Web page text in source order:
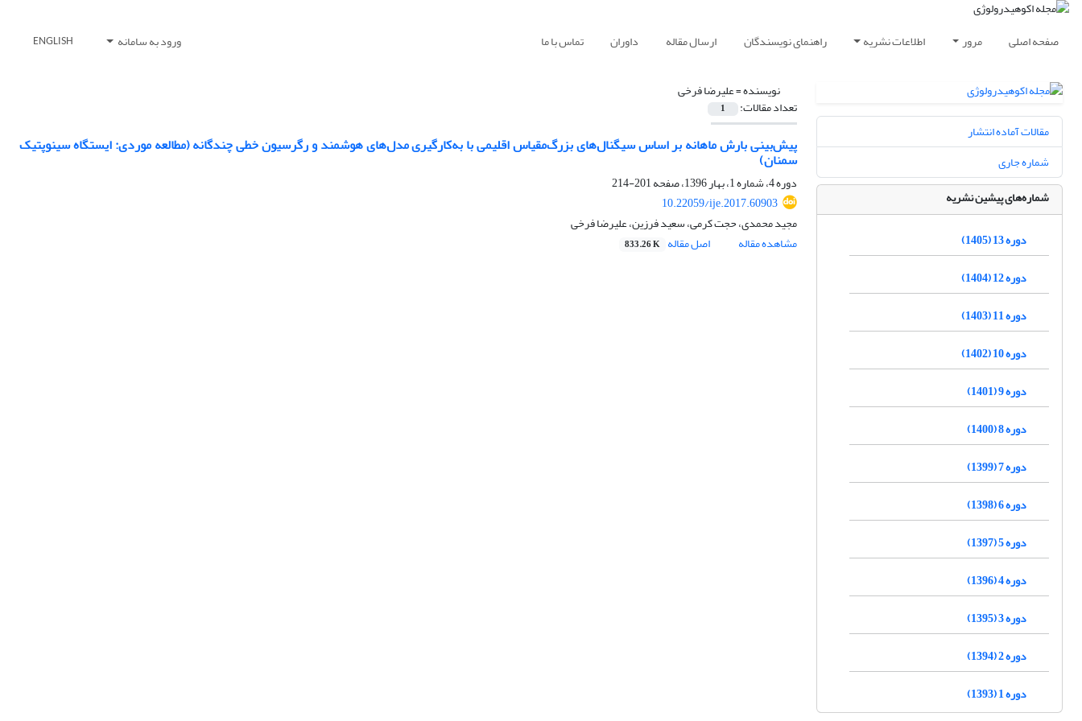
صفحه اصلی مرور اطلاعات نشریه راهنمای نویسندگان ارسال مقاله داوران تماس با ما ورود به سامانه ENGLISH
نویسنده =علیرضا فرخی
تعداد مقالات: 1
پیش‌بینی بارش ماهانه بر اساس سیگنال‌های بزرگ‌مقیاس اقلیمی با به‌کارگیری مدل‌های هوشمند و رگرسیون خطی چندگانه (مطالعه موردی: ایستگاه سینوپتیک
سمنان)
دوره 4، شماره 1، بهار 1396، صفحه
201-214
10.22059/ije.2017.60903
مجید محمدی، حجت کرمی، سعید فرزین، علیرضا فرخی
مشاهده مقاله
اصل مقاله 833.26 K
مقالات آماده انتشار
شماره جاری
شماره‌های پیشین نشریه
دوره 13 (1405)
دوره 12 (1404)
دوره 11 (1403)
دوره 10 (1402)
دوره 9 (1401)
دوره 8 (1400)
دوره 7 (1399)
دوره 6 (1398)
دوره 5 (1397)
دوره 4 (1396)
دوره 3 (1395)
دوره 2 (1394)
دوره 1 (1393)